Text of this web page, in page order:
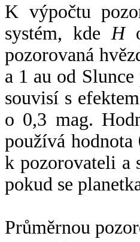
K výpočtu
systém, kde H
pozorovaná
a 1 au od
souvisí s
o 0,3 mag.
používá
k pozorovateli a
pokud se
Průměrnou